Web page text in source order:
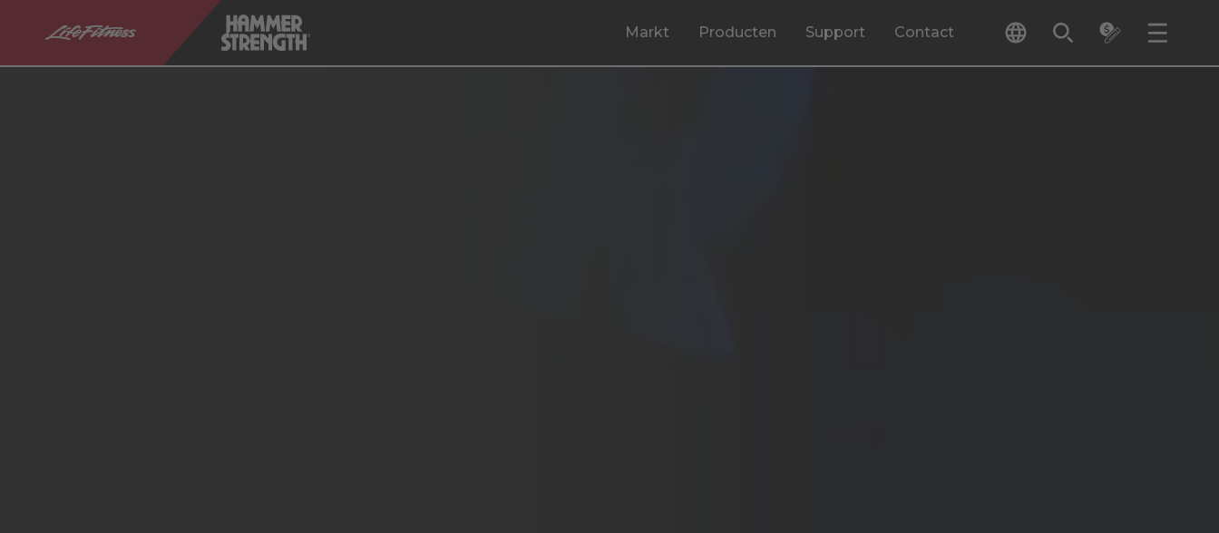
Markt Producten Support Contact